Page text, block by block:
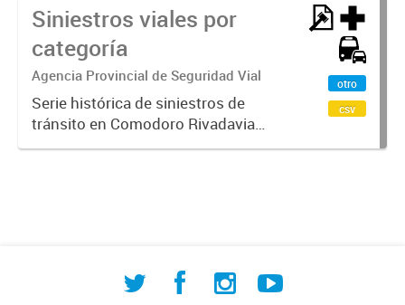
Siniestros viales por
categoría
Agencia Provincial de Seguridad Vial
Serie histórica de siniestros de
tránsito en Comodoro Rivadavia
clasificados por gravedad: con
otro
csv